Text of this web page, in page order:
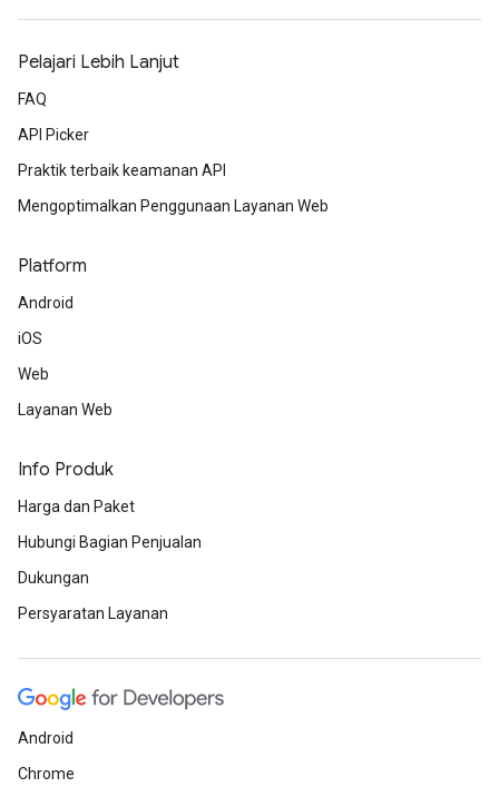
Pelajari Lebih Lanjut
FAQ
API Picker
Praktik terbaik keamanan API
Mengoptimalkan Penggunaan Layanan Web
Platform
Android
iOS
Web
Layanan Web
Info Produk
Harga dan Paket
Hubungi Bagian Penjualan
Dukungan
Persyaratan Layanan
Android
Chrome